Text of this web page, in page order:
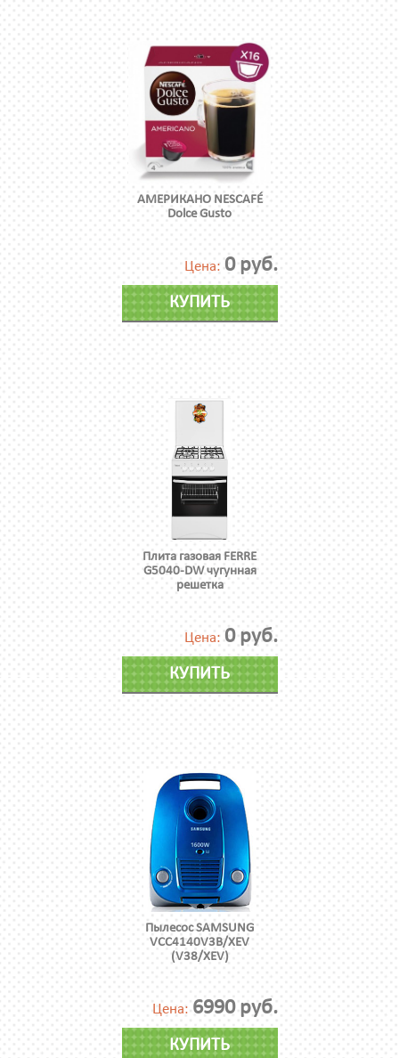
АМЕРИКАНО NESCAFÉ
Dolce Gusto
Цена: 0 руб.
КУПИТЬ
Плита газовая FERRE
G5040-DW чугунная
решетка
Цена: 0 руб.
КУПИТЬ
Пылесос SAMSUNG
VCC4140V3B/XEV
(V38/XEV)
Цена: 6990 руб.
КУПИТЬ